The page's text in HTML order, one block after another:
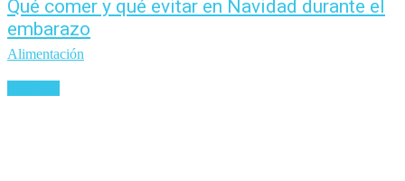
Qué comer y qué evitar en Navidad durante el
embarazo
Alimentación